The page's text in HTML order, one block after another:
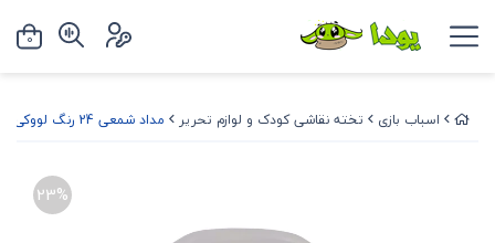
اسباب بازی تخته نقاشی کودک و لوازم تحریر مداد شمعی 24 رنگ لووکی (جعبه طلقی)
23%
0